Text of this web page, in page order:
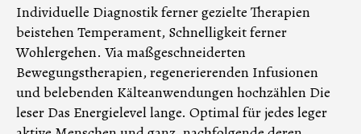
Individuelle Diagnostik ferner gezielte Therapien
beistehen Temperament, Schnelligkeit ferner
Wohlergehen. Via maßgeschneiderten
Bewegungstherapien, regenerierenden Infusionen
und belebenden Kälteanwendungen hochzählen Die
leser Das Energielevel lange. Optimal für jedes leger